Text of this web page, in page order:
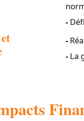
La